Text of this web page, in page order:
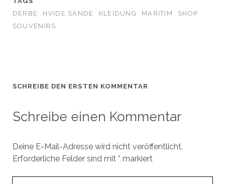
DERBE
HVIDE SANDE KLEIDUNG MARITIM
SHOP
SOUVENIRS
SCHREIBE DEN ERSTEN KOMMENTAR
Schreibe einen Kommentar
Deine E-Mail-Adresse wird nicht veröffentlicht.
Erforderliche Felder sind mit * markiert